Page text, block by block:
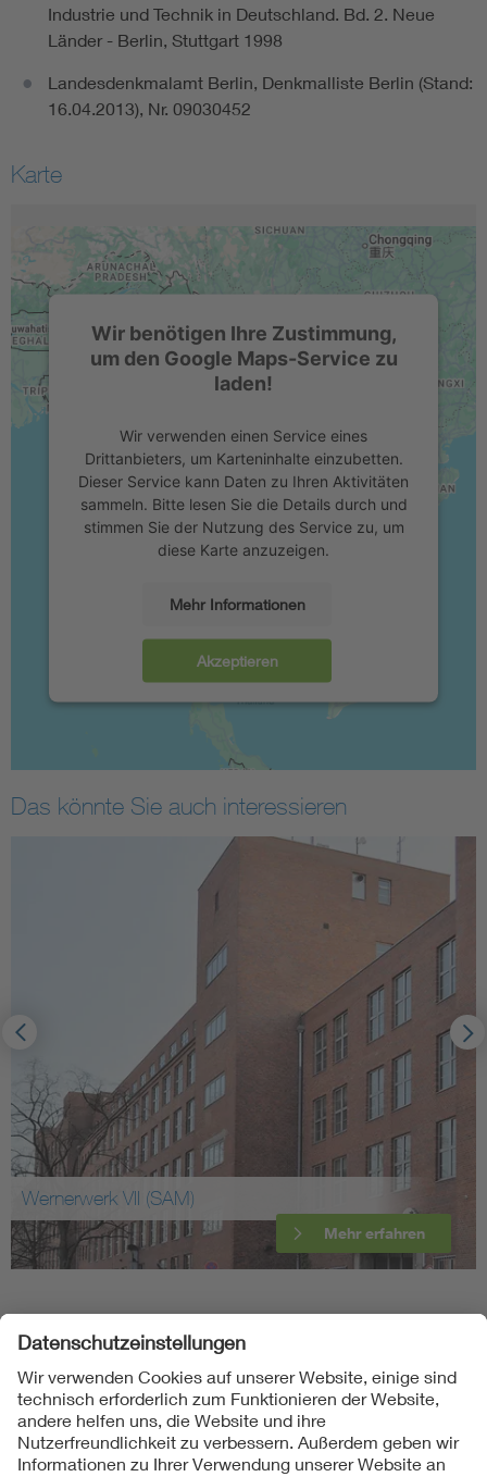
Industrie und Technik in Deutschland. Bd. 2. Neue
Länder - Berlin, Stuttgart 1998
Landesdenkmalamt Berlin, Denkmalliste Berlin (Stand:
16.04.2013), Nr. 09030452
Karte
Wir benötigen Ihre Zustimmung,
um den Google Maps-Service zu
laden!
Wir verwenden einen Service eines
Drittanbieters, um Karteninhalte einzubetten.
Dieser Service kann Daten zu Ihren Aktivitäten
sammeln. Bitte lesen Sie die Details durch und
stimmen Sie der Nutzung des Service zu, um
diese Karte anzuzeigen.
Mehr Informationen
Akzeptieren
Das könnte Sie auch interessieren
Wernerwerk VII (SAM)
Mehr erfahren
Folgen Sie uns